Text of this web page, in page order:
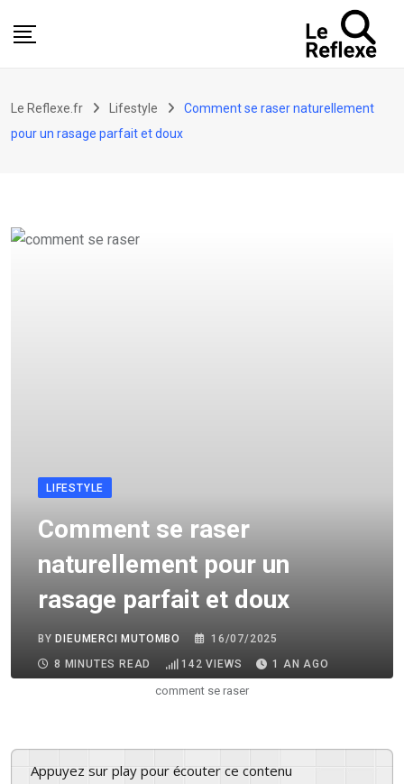
Le Reflexe.fr Lifestyle
Comment se raser naturellement
pour un rasage parfait et doux
LIFESTYLE
Comment se raser
naturellement pour un
rasage parfait et doux
BY DIEUMERCI MUTOMBO
16/07/2025
8 MINUTES READ
142 VIEWS 1 AN AGO
comment se raser
Appuyez sur play pour écouter ce contenu